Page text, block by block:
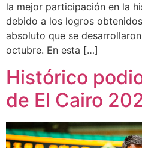
la mejor participación en la
debido a los logros
absoluto que se
octubre. En esta […]
Histórico
de El Cairo